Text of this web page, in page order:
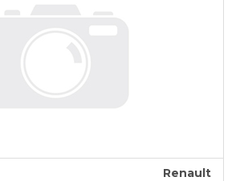
Renault